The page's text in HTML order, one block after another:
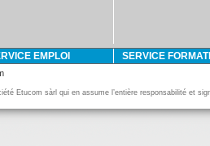
EMPLOI SERVICE
Etucom sàrl qui en assume l’entière responsabilité et